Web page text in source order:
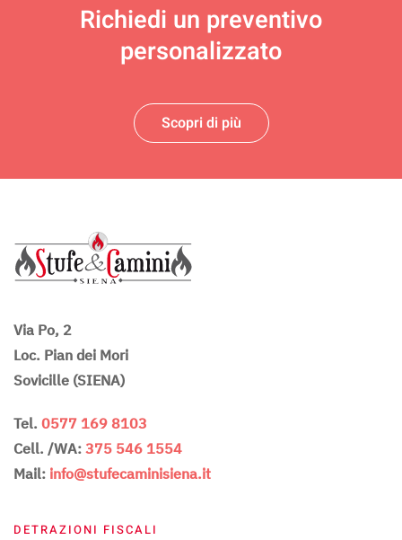
Richiedi un preventivo
personalizzato
Scopri di più
Via Po, 2
Loc. Pian dei Mori
Sovicille (SIENA)
Tel. 0577 169 8103
Cell. /WA: 375 546 1554
Mail: info@stufecaminisiena.it
DETRAZIONI FISCALI